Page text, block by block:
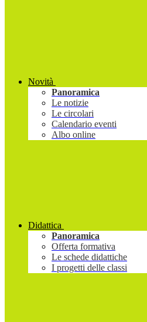
Novità
Panoramica
Le notizie
Le circolari
Calendario eventi
Albo online
Didattica
Panoramica
Offerta formativa
Le schede didattiche
I progetti delle classi